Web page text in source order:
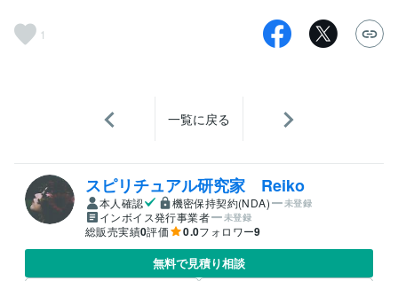
1
一覧に戻る
スピリチュアル研究家 Reiko
本人確認 機密保持契約(NDA) 未登録
インボイス発行事業者 未登録
総販売実績0評価 0.0フォロワー9
無料で見積り相談